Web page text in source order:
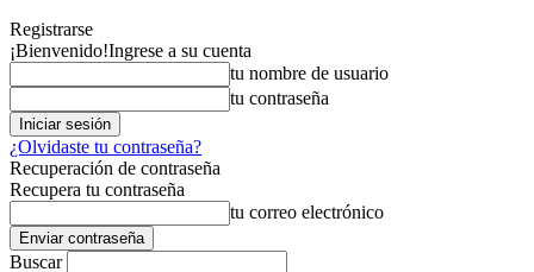
Registrarse
¡Bienvenido!Ingrese a su cuenta
tu nombre de usuario
tu contraseña
¿Olvidaste tu contraseña?
Recuperación de contraseña
Recupera tu contraseña
tu correo electrónico
Buscar